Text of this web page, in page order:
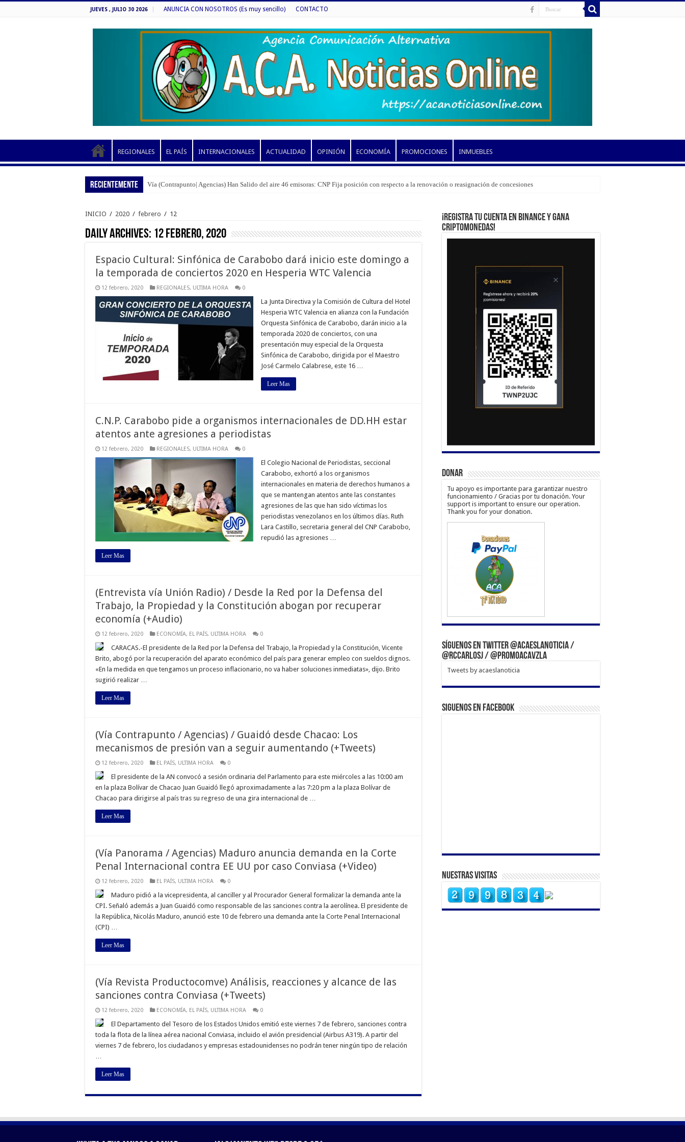
JUEVES , JULIO 30 2026 ANUNCIA CON NOSOTROS (Es muy sencillo) CONTACTO
REGIONALES EL PAÍS INTERNACIONALES ACTUALIDAD OPINIÓN ECONOMÍA PROMOCIONES INMUEBLES
RECIENTEMENTE Vía (Contrapunto| Agencias) Han Salido del aire 46 emisoras: CNP Fija posición con respecto a la renovación o reasignación de concesiones
INICIO / 2020 / febrero / 12
Daily Archives: 12 febrero, 2020
Espacio Cultural: Sinfónica de Carabobo dará inicio este domingo a
la temporada de conciertos 2020 en Hesperia WTC Valencia
12 febrero, 2020 REGIONALES, ULTIMA HORA 0
La Junta Directiva y la Comisión de Cultura del Hotel
Hesperia WTC Valencia en alianza con la Fundación
Orquesta Sinfónica de Carabobo, darán inicio a la
temporada 2020 de conciertos, con una
presentación muy especial de la Orquesta
Sinfónica de Carabobo, dirigida por el Maestro
José Carmelo Calabrese, este 16 …
Leer Mas
C.N.P. Carabobo pide a organismos internacionales de DD.HH estar
atentos ante agresiones a periodistas
12 febrero, 2020 REGIONALES, ULTIMA HORA 0
El Colegio Nacional de Periodistas, seccional
Carabobo, exhortó a los organismos
internacionales en materia de derechos humanos a
que se mantengan atentos ante las constantes
agresiones de las que han sido víctimas los
periodistas venezolanos en los últimos días. Ruth
Lara Castillo, secretaria general del CNP Carabobo,
repudió las agresiones …
Leer Mas
(Entrevista vía Unión Radio) / Desde la Red por la Defensa del
Trabajo, la Propiedad y la Constitución abogan por recuperar
economía (+Audio)
12 febrero, 2020 ECONOMÍA, EL PAÍS, ULTIMA HORA 0
CARACAS.-El presidente de la Red por la Defensa del Trabajo, la Propiedad y la Constitución, Vicente
Brito, abogó por la recuperación del aparato económico del país para generar empleo con sueldos dignos.
«En la medida en que tengamos un proceso inflacionario, no va haber soluciones inmediatas», dijo. Brito
sugirió realizar …
Leer Mas
(Vía Contrapunto / Agencias) / Guaidó desde Chacao: Los
mecanismos de presión van a seguir aumentando (+Tweets)
12 febrero, 2020 EL PAÍS, ULTIMA HORA 0
El presidente de la AN convocó a sesión ordinaria del Parlamento para este miércoles a las 10:00 am
en la plaza Bolívar de Chacao Juan Guaidó llegó aproximadamente a las 7:20 pm a la plaza Bolívar de
Chacao para dirigirse al país tras su regreso de una gira internacional de …
Leer Mas
(Vía Panorama / Agencias) Maduro anuncia demanda en la Corte
Penal Internacional contra EE UU por caso Conviasa (+Video)
12 febrero, 2020 EL PAÍS, ULTIMA HORA 0
Maduro pidió a la vicepresidenta, al canciller y al Procurador General formalizar la demanda ante la
CPI. Señaló además a Juan Guaidó como responsable de las sanciones contra la aerolínea. El presidente de
la República, Nicolás Maduro, anunció este 10 de febrero una demanda ante la Corte Penal Internacional
(CPI) …
Leer Mas
(Vía Revista Productocomve) Análisis, reacciones y alcance de las
sanciones contra Conviasa (+Tweets)
12 febrero, 2020 ECONOMÍA, EL PAÍS, ULTIMA HORA 0
El Departamento del Tesoro de los Estados Unidos emitió este viernes 7 de febrero, sanciones contra
toda la flota de la línea aérea nacional Conviasa, incluido el avión presidencial (Airbus A319). A partir del
viernes 7 de febrero, los ciudadanos y empresas estadounidenses no podrán tener ningún tipo de relación
…
Leer Mas
¡Registra tu cuenta en Binance y gana
criptomonedas!
Donar
Tu apoyo es importante para garantizar nuestro
funcionamiento / Gracias por tu donación. Your
support is important to ensure our operation.
Thank you for your donation.
Síguenos en Twitter @acaeslanoticia /
@rccarlosj / @PromoACAVzla
Tweets by acaeslanoticia
Siguenos en Facebook
Nuestras Visitas